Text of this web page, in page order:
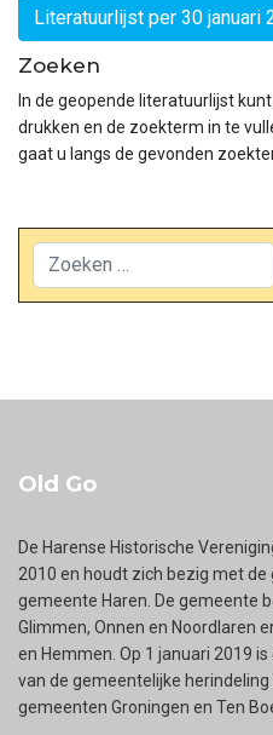
Literatuurlijst per 30 januari
Zoeken
In de geopende literatuurlijst
drukken en de zoekterm in te
gaat u langs de gevonden
Zoeken
Old Go
De Harense Historische
2010 en houdt zich bezig met
gemeente Haren. De gemeente
Glimmen, Onnen en Noordlaren
en Hemmen. Op 1 januari 2019
van de gemeentelijke
gemeenten Groningen en Ten